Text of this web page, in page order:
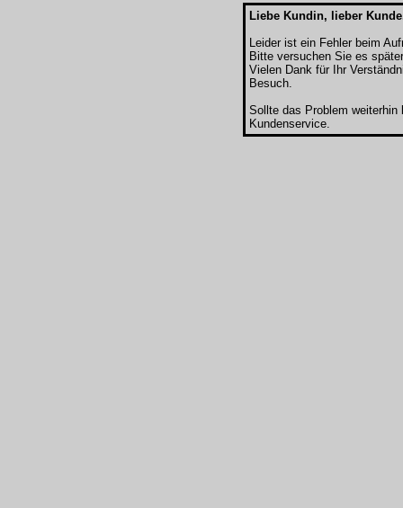
Liebe Kundin, lieber
Leider ist ein Fehler beim
Bitte versuchen Sie es
Vielen Dank für Ihr
Besuch.
Sollte das Problem
Kundenservice.